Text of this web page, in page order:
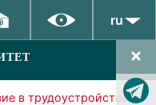
ru
в трудоустройстве